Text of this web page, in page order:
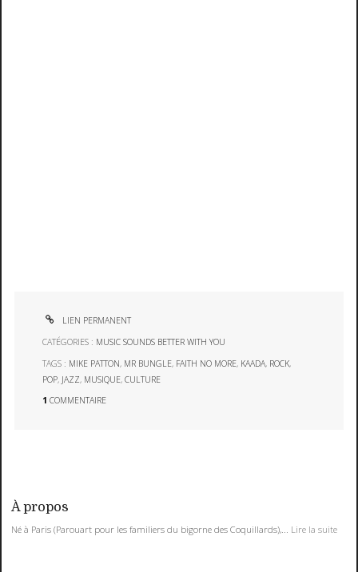
LIEN PERMANENT
CATÉGORIES : MUSIC SOUNDS BETTER WITH YOU
TAGS : MIKE PATTON, MR BUNGLE, FAITH NO MORE, KAADA, ROCK,
POP, JAZZ, MUSIQUE,CULTURE
1 COMMENTAIRE
À propos
Né à Paris (Parouart pour les familiers du bigorne des Coquillards),... Lire la suite